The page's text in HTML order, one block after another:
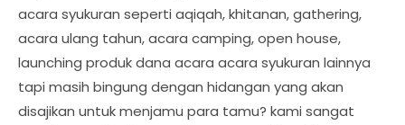
acara syukuran seperti aqiqah, khitanan, gathering,
acara ulang tahun, acara camping, open house,
launching produk dana acara acara syukuran lainnya
tapi masih bingung dengan hidangan yang akan
disajikan untuk menjamu para tamu? kami sangat